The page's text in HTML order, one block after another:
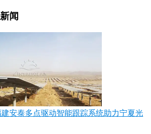
闻
安泰多点驱动智能跟踪系统助力宁夏光